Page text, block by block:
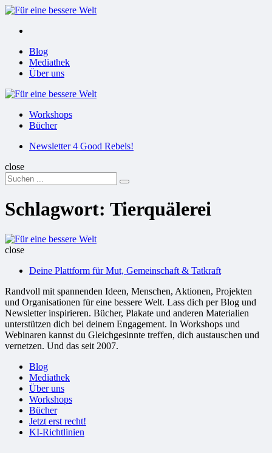
Menu
Menu
Blog
Mediathek
Über uns
Für
Workshops
Bücher
SuchenNewsletter 4 Good Rebels!
close
Search
for:
Suchen
Schlagwort: Tierquälerei
Für
Welt
close
Deine Plattform für Mut, Gemeinschaft & Tatkraft
Randvoll mit spannenden Ideen, Menschen, Aktionen, Projekten
und Organisationen für eine bessere Welt. Lass dich per Blog und
Newsletter inspirieren. Bücher, Plakate und anderen Materialien
unterstützen dich bei deinem Engagement. In Workshops und
Webinaren kannst du Gleichgesinnte treffen, dich austauschen und
vernetzen. Und das seit 2007.
Blog
Mediathek
Über uns
Workshops
Bücher
Jetzt erst recht!
KI-Richtlinien